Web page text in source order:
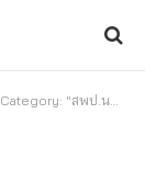
Category: "สพป.นนทบุรี เขต 2"